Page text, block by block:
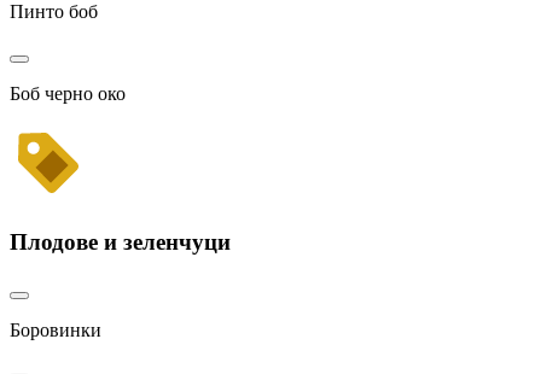
Пинто боб
Боб черно око
Плодове и зеленчуци
Боровинки